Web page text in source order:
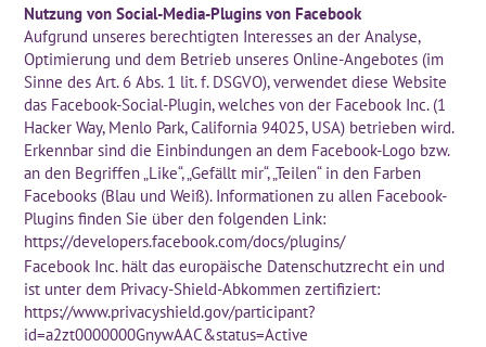
Nutzung von Social-Media-Plugins von Facebook
Aufgrund unseres berechtigten Interesses an der Analyse,
Optimierung und dem Betrieb unseres Online-Angebotes (im
Sinne des Art. 6 Abs. 1 lit. f. DSGVO), verwendet diese Website
das Facebook-Social-Plugin, welches von der Facebook Inc. (1
Hacker Way, Menlo Park, California 94025, USA) betrieben wird.
Erkennbar sind die Einbindungen an dem Facebook-Logo bzw.
an den Begriffen „Like“, „Gefällt mir“, „Teilen“ in den Farben
Facebooks (Blau und Weiß). Informationen zu allen Facebook-
Plugins finden Sie über den folgenden Link:
https://developers.facebook.com/docs/plugins/
Facebook Inc. hält das europäische Datenschutzrecht ein und
ist unter dem Privacy-Shield-Abkommen zertifiziert:
https://www.privacyshield.gov/participant?
id=a2zt0000000GnywAAC&status=Active